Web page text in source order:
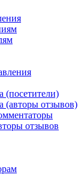
(посетители)
(авторы отзывов)
отзывов